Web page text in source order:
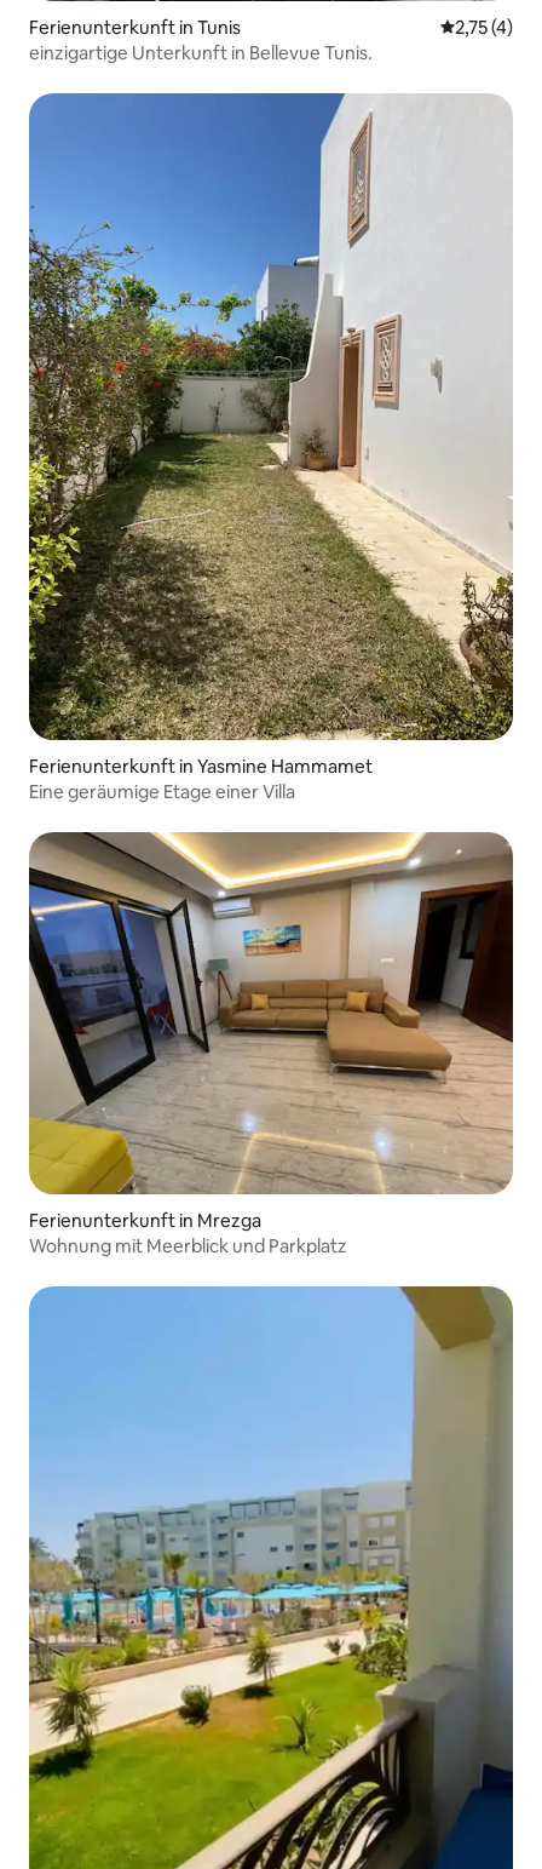
Ferienunterkunft in Tunis
2,75 (4)
einzigartige Unterkunft in Bellevue Tunis.
Ferienunterkunft in Yasmine Hammamet
Eine geräumige Etage einer Villa
Ferienunterkunft in Mrezga
Wohnung mit Meerblick und Parkplatz